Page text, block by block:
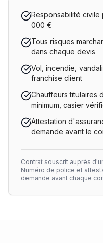
Responsabilité civile
000 €
Tous risques
dans chaque devis
Vol, incendie,
franchise client
Chauffeurs titulaires
minimum, casier
Attestation
demande avant le
Contrat souscrit auprès
Numéro de police et
demande avant chaque